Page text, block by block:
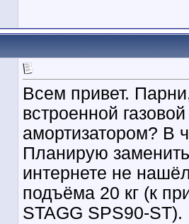
Всем привет.
встроенной
амортизатором? В
Планирую
интернете не
подъёма 20 кг (к
STAGG SPS90-ST).